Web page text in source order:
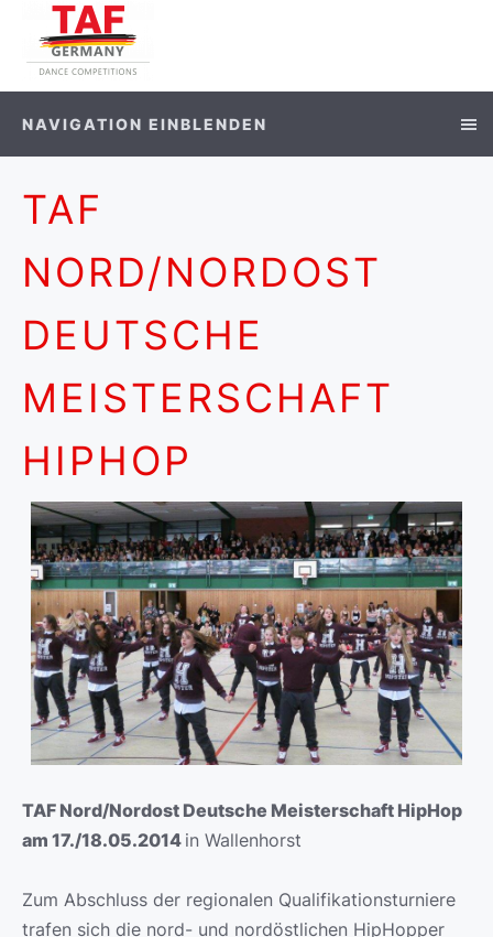
NAVIGATION EINBLENDEN
TAF
NORD/NORDOST
DEUTSCHE
MEISTERSCHAFT
HIPHOP
TAF Nord/Nordost Deutsche Meisterschaft HipHop
am 17./18.05.2014 in Wallenhorst
Zum Abschluss der regionalen Qualifikationsturniere
trafen sich die nord- und nordöstlichen HipHopper